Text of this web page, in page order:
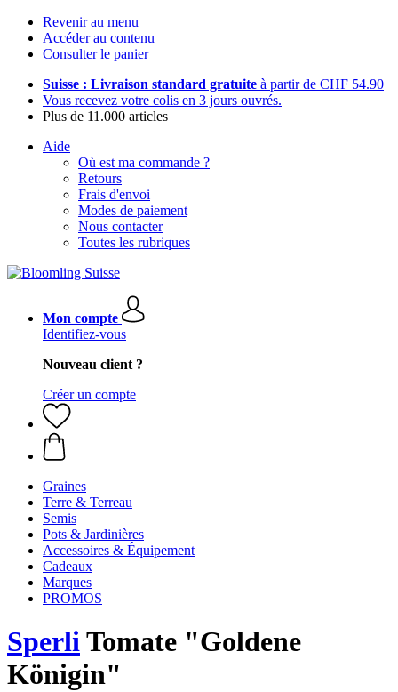
Revenir au menu
Accéder au contenu
Consulter le panier
Suisse : Livraison standard gratuite à partir de CHF 54.90
Vous recevez votre colis en 3 jours ouvrés.
Plus de 11.000 articles
Aide
Où est ma commande ?
Retours
Frais d'envoi
Modes de paiement
Nous contacter
Toutes les rubriques
Mon compte
Identifiez-vous
Nouveau client ?
Créer un compte
Graines
Terre & Terreau
Semis
Pots & Jardinières
Accessoires & Équipement
Cadeaux
Marques
PROMOS
SperliTomate "Goldene
Königin"